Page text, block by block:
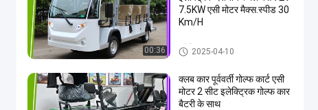
00:36
7.5KW एसी मोटर मैक्स.स्पीड 30
Km/H
इलेक्ट्रिक शटल कार
2025-04-10
क्लब कार पूर्ववर्ती गोल्फ कार्ट एसी
मोटर 2 सीट इलेक्ट्रिक गोल्फ कार
बैटरी के साथ